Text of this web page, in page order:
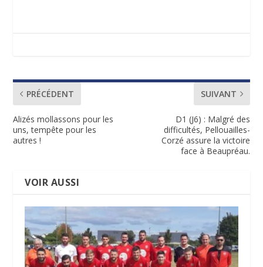
PRÉCÉDENT
Alizés mollassons pour les
uns, tempête pour les
autres !
SUIVANT
D1 (J6) : Malgré des
difficultés, Pellouailles-
Corzé assure la victoire
face à Beaupréau.
VOIR AUSSI